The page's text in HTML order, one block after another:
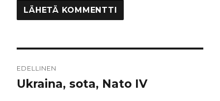
selaus
EDELLINEN
Edellinen
Ukraina, sota, Nato IV